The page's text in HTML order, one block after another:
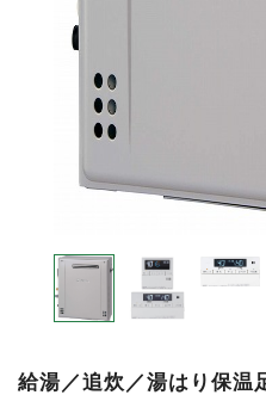
給湯／追炊／湯はり保温